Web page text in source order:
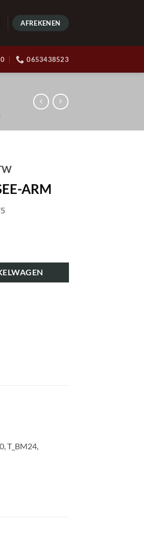
AFREKENEN
0653438523
ARM
T_BM24,